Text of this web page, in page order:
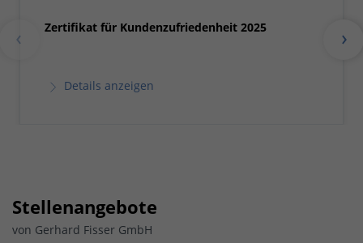
Zertifikat für Kundenzufriedenheit 2025
Details anzeigen
Stellenangebote
von Gerhard Fisser GmbH